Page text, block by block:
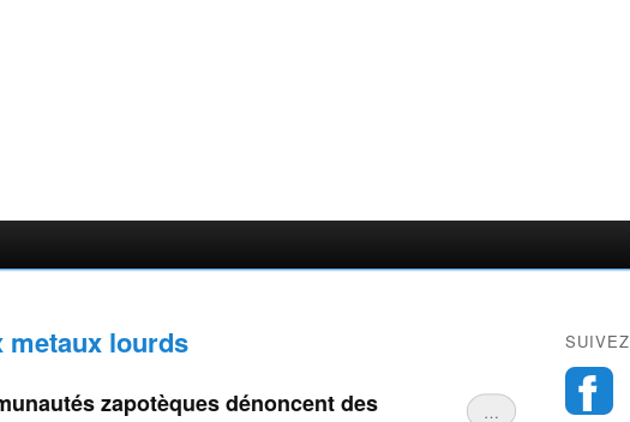
metaux lourds
…
zapotèques dénoncent des